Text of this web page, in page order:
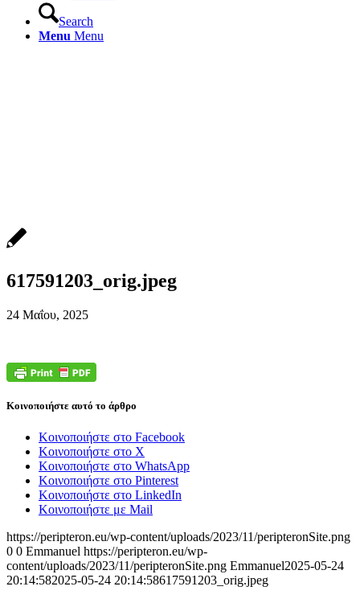
Search
Menu Menu
617591203_orig.jpeg
24 Μαΐου, 2025
Κοινοποιήστε αυτό το άρθρο
Κοινοποιήστε στο Facebook
Κοινοποιήστε στο X
Κοινοποιήστε στο WhatsApp
Κοινοποιήστε στο Pinterest
Κοινοποιήστε στο LinkedIn
Κοινοποιήστε με Mail
https://peripteron.eu/wp-content/uploads/2023/11/peripteronSite.png
0 0 Emmanuel https://peripteron.eu/wp-
content/uploads/2023/11/peripteronSite.png Emmanuel2025-05-24
20:14:582025-05-24 20:14:58617591203_orig.jpeg